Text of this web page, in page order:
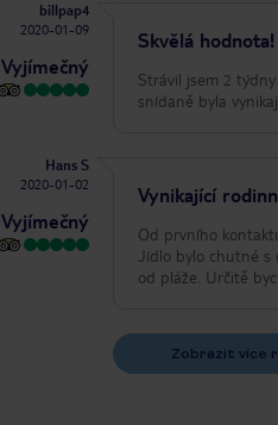
billpap4
2020-01-09
Vyjímečný
Skvělá hodnota!
Strávil jsem 2
snídaně byla
Hans S
2020-01-02
Vyjímečný
Vynikající
Od prvního
Jídlo bylo chutné
od pláže. Určitě
Zobrazit více